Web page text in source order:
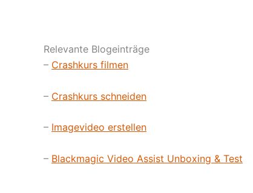
Relevante Blogeinträge
– Crashkurs filmen
– Crashkurs schneiden
– Imagevideo erstellen
– Blackmagic Video Assist Unboxing & Test